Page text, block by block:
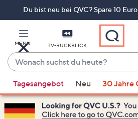
Du bist neu bei QVC? Spare 10
MENÜ TV-RÜCKBLICK
Wonach
suchst
du
heute?
Vorschläge
verfügbar
sind,
Tagesangebot Neu 30 Jahre